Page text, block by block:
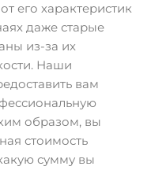
его характеристик
даже старые
из-за их
Наши
вам
образом, вы
стоимость
сумму вы